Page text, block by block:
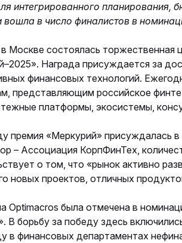
интегрированного планирования,
вошла в число финалистов в
Москве состоялась торжественная
Награда присуждается за
финансовых технологий.
представляющим российское
платформы, экосистемы,
премия «Меркурий» присуждалась
– Ассоциация КорпФинТех,
о том, что «рынок активно
новых проектов, отличных
Optimacros была отмечена в
В борьбу за победу здесь
в финансовых департаментах